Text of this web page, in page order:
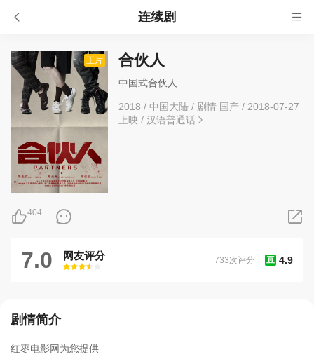
连续剧
正片 合伙人
中国式合伙人
2018 / 中国大陆 / 剧情 国产/ 2018-07-27
上映 / 汉语普通话
404
7.0 网友评分
很差
较差还行推荐力荐
豆 4.9
733次评分
剧情简介
红枣电影网为您提供